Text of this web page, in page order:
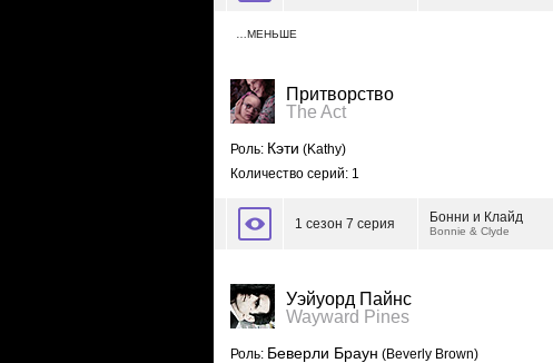
…МЕНЬШЕ
Притворство
The Act
Роль: Кэти (Kathy)
Количество серий: 1
1 сезон 7 серия Бонни и Клайд
Bonnie & Clyde
Уэйуорд Пайнс
Wayward Pines
Роль: Беверли Браун (Beverly Brown)